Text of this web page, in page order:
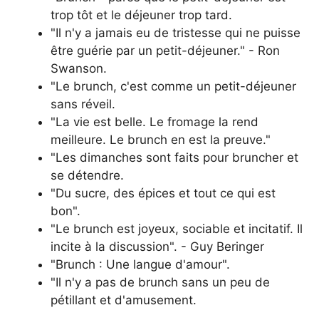
trop tôt et le déjeuner trop tard.
"Il n'y a jamais eu de tristesse qui ne puisse
être guérie par un petit-déjeuner." - Ron
Swanson.
"Le brunch, c'est comme un petit-déjeuner
sans réveil.
"La vie est belle. Le fromage la rend
meilleure. Le brunch en est la preuve."
"Les dimanches sont faits pour bruncher et
se détendre.
"Du sucre, des épices et tout ce qui est
bon".
"Le brunch est joyeux, sociable et incitatif. Il
incite à la discussion". - Guy Beringer
"Brunch : Une langue d'amour".
"Il n'y a pas de brunch sans un peu de
pétillant et d'amusement.